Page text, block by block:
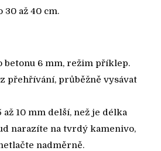
až 40 cm.
betonu 6 mm, režim příklep.
přehřívání, průběžně vysávat
až 10 mm delší, než je délka
narazíte na tvrdý kamenivo,
nadměrně.